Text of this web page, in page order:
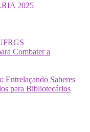
2025
Combater a
Entrelaçando Saberes
para Bibliotecários